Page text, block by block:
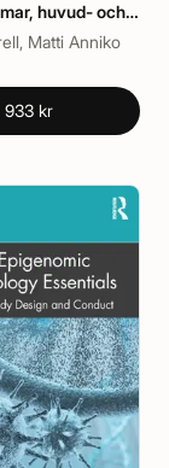
huvud- och
Matti Anniko
933 kr